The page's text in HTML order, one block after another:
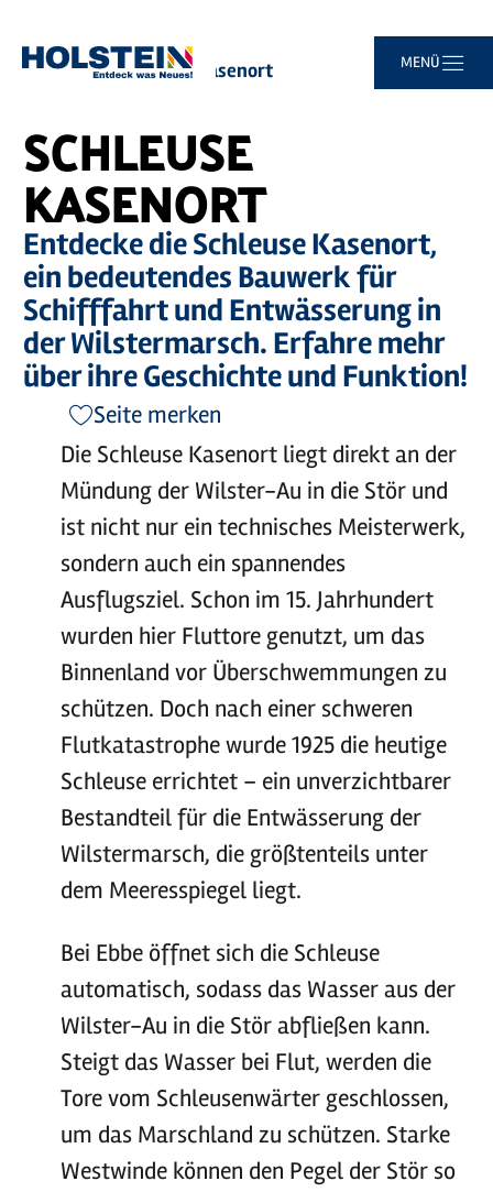
Hauptinhalt
Suche
Navigation
Footer
MENÜ
Sie
Startseite Schleuse Kasenort
SCHLEUSE
KASENORT
Entdecke die Schleuse Kasenort,
ein bedeutendes Bauwerk für
Schifffahrt und Entwässerung in
der Wilstermarsch. Erfahre mehr
über ihre Geschichte und Funktion!
Seite merken
Die Schleuse Kasenort liegt direkt an der
Mündung der Wilster-Au in die Stör und
ist nicht nur ein technisches Meisterwerk,
sondern auch ein spannendes
Ausflugsziel. Schon im 15. Jahrhundert
wurden hier Fluttore genutzt, um das
Binnenland vor Überschwemmungen zu
schützen. Doch nach einer schweren
Flutkatastrophe wurde 1925 die heutige
Schleuse errichtet – ein unverzichtbarer
Bestandteil für die Entwässerung der
Wilstermarsch, die größtenteils unter
dem Meeresspiegel liegt.
Bei Ebbe öffnet sich die Schleuse
automatisch, sodass das Wasser aus der
Wilster-Au in die Stör abfließen kann.
Steigt das Wasser bei Flut, werden die
Tore vom Schleusenwärter geschlossen,
um das Marschland zu schützen. Starke
Westwinde können den Pegel der Stör so